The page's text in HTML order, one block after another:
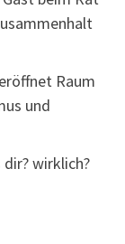
Raum
und
wirklich?